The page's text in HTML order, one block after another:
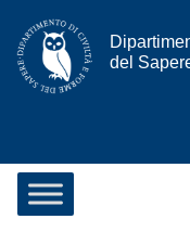
Vai al contenuto
del